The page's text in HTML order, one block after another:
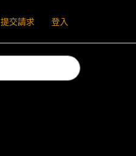
提交請求 登入